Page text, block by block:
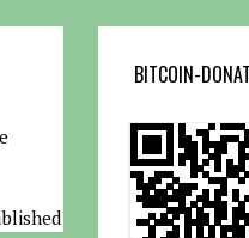
BITCOIN-